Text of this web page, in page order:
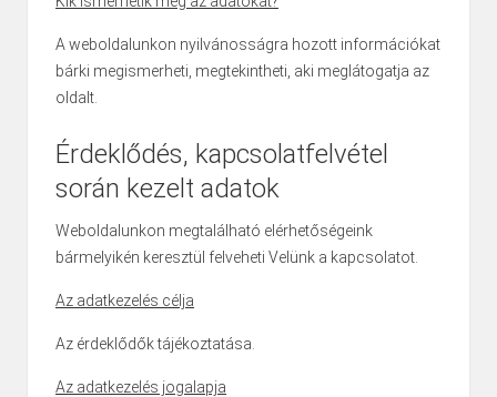
A weboldalunkon nyilvánosságra hozott információkat
bárki megismerheti, megtekintheti, aki meglátogatja az
oldalt.
Érdeklődés, kapcsolatfelvétel
során kezelt adatok
Weboldalunkon megtalálható elérhetőségeink
bármelyikén keresztül felveheti Velünk a kapcsolatot.
Az adatkezelés célja
Az érdeklődők tájékoztatása.
Az adatkezelés jogalapja